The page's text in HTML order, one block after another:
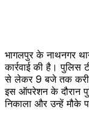
भागलपुर के नाथनगर
कार्रवाई की है। पुलिस
से लेकर 9 बजे तक करीब
इस ऑपरेशन के दौरान
निकाला और उन्हें मौके